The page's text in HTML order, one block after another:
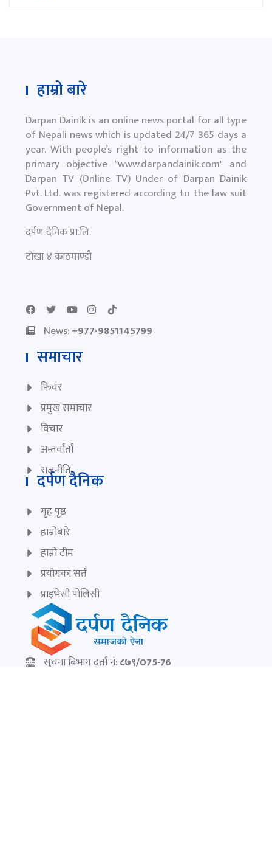
हाम्रो बारे
Darpan Dainik is an online news portal for all type
of Nepali news which is updated 24/7 365 days a
year. With people’s right to information as the
primary objective "www.darpandainik.com" and
Darpan TV (Online TV) Under of Darpan Dainik
Pvt. Ltd. was registered according to the law suit
Government of Nepal.
दर्पण दैनिक प्रा.लि.
टाेखा ४ काठमाण्डाै
News:+977-9851145799
समाचार
फिचर
प्रमुख समाचार
विचार
अन्तर्वार्ता
राजनीति
दर्पण दैनिक
गृह पृष्ठ
हाम्रोबारे
हाम्रो टीम
प्रयोगका सर्त
प्राइभेसी पोलिसी
सुचना बिभाग दर्ता नं:८७९/075-76